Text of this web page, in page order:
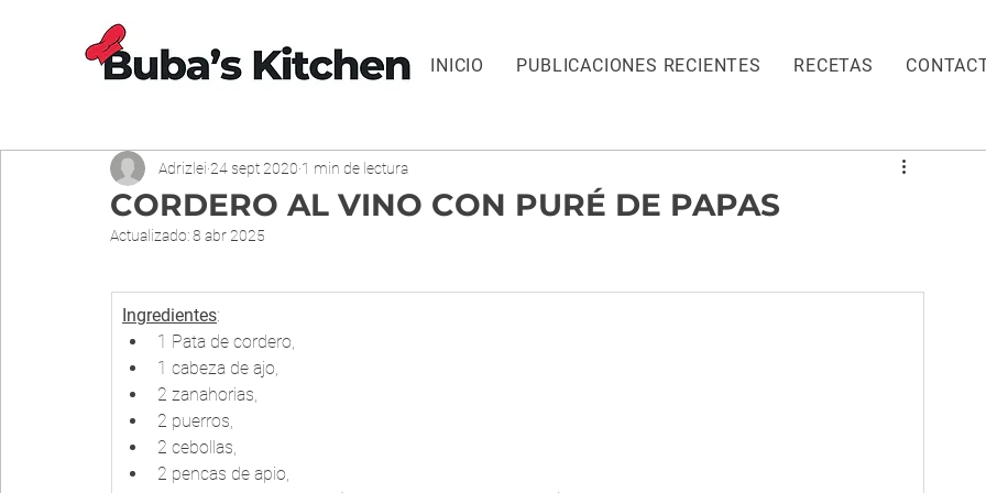
INICIO PUBLICACIONES RECIENTES RECETAS
CORDERO AL VINO CON PURÉ DE PAPAS
Adrizlei 24 sept 2020 1 min de lectura
Actualizado:8 abr 2025
Ingredientes:
1 Pata de cordero,
1 cabeza de ajo,
2 zanahorias,
2 puerros,
2 cebollas,
2 pencas de apio,